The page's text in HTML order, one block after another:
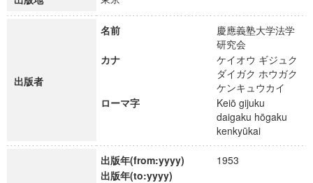
出版者
名前
慶應義塾大学法学
研究会
カナ
ケイオウ ギジュク
ダイガク ホウガク
ケンキュウカイ
ローマ字
Keiō gijuku
daigaku hōgaku
kenkyūkai
出版年(from:yyyy)
1953
出版年(to:yyyy)